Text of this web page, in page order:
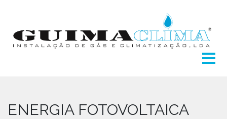
ENERGIA FOTOVOLTAICA